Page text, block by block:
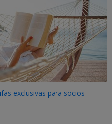
exclusivas para socios